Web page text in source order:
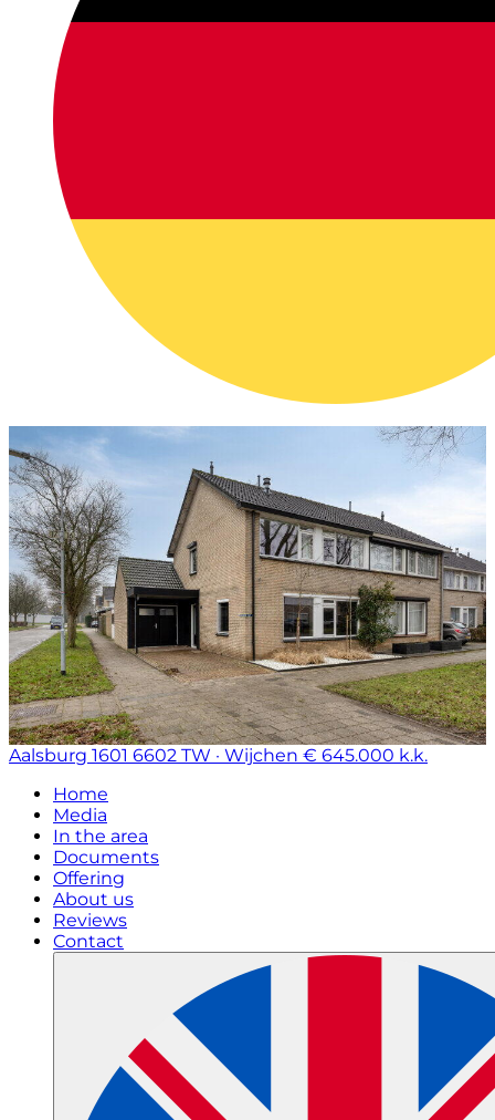
Aalsburg 1601 6602 TW · Wijchen € 645.000 k.k.
Home
Media
In the area
Documents
Offering
About us
Reviews
Contact